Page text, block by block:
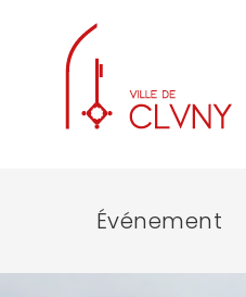
Événement